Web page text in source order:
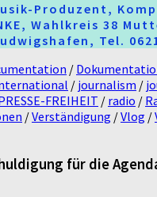
Produzent,
Wahlkreis 38
Tel. 0621
/
/ journalism /
FREIHEIT / radio /
/Verständigung /Vlog /
für die